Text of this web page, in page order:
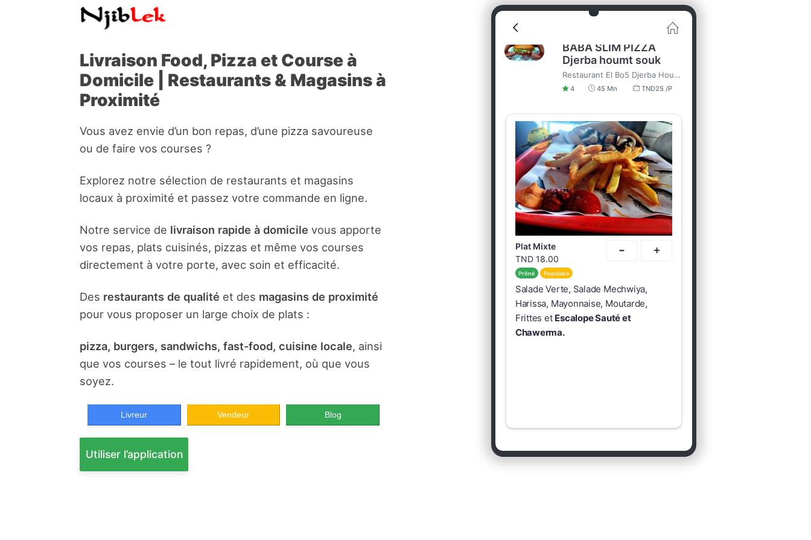
Livraison Food, Pizza et Course à
Domicile | Restaurants & Magasins à
Proximité
Vous avez envie d’un bon repas, d’une pizza savoureuse
ou de faire vos courses ?
Explorez notre sélection de restaurants et magasins
locaux à proximité et passez votre commande en ligne.
Notre service de livraison rapide à domicile vous apporte
vos repas, plats cuisinés, pizzas et même vos courses
directement à votre porte, avec soin et efficacité.
Des restaurants de qualité et des magasins de proximité
pour vous proposer un large choix de plats :
pizza, burgers, sandwichs, fast-food, cuisine locale, ainsi
que vos courses – le tout livré rapidement, où que vous
soyez.
Livreur Vendeur Blog
Utiliser l’application